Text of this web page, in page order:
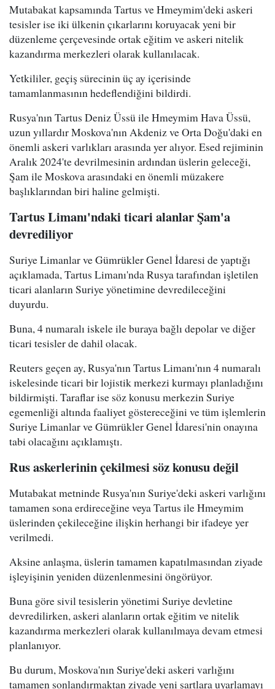
Mutabakat kapsamında Tartus ve Hmeymim'deki askeri
tesisler ise iki ülkenin çıkarlarını koruyacak yeni bir
düzenleme çerçevesinde ortak eğitim ve askeri nitelik
kazandırma merkezleri olarak kullanılacak.
Yetkililer, geçiş sürecinin üç ay içerisinde
tamamlanmasının hedeflendiğini bildirdi.
Rusya'nın Tartus Deniz Üssü ile Hmeymim Hava Üssü,
uzun yıllardır Moskova'nın Akdeniz ve Orta Doğu'daki en
önemli askeri varlıkları arasında yer alıyor. Esed rejiminin
Aralık 2024'te devrilmesinin ardından üslerin geleceği,
Şam ile Moskova arasındaki en önemli müzakere
başlıklarından biri haline gelmişti.
Tartus Limanı'ndaki ticari alanlar Şam'a
devrediliyor
Suriye Limanlar ve Gümrükler Genel İdaresi de yaptığı
açıklamada, Tartus Limanı'nda Rusya tarafından işletilen
ticari alanların Suriye yönetimine devredileceğini
duyurdu.
Buna, 4 numaralı iskele ile buraya bağlı depolar ve diğer
ticari tesisler de dahil olacak.
Reuters geçen ay, Rusya'nın Tartus Limanı'nın 4 numaralı
iskelesinde ticari bir lojistik merkezi kurmayı planladığını
bildirmişti. Taraflar ise söz konusu merkezin Suriye
egemenliği altında faaliyet göstereceğini ve tüm işlemlerin
Suriye Limanlar ve Gümrükler Genel İdaresi'nin onayına
tabi olacağını açıklamıştı.
Rus askerlerinin çekilmesi söz konusu değil
Mutabakat metninde Rusya'nın Suriye'deki askeri varlığını
tamamen sona erdireceğine veya Tartus ile Hmeymim
üslerinden çekileceğine ilişkin herhangi bir ifadeye yer
verilmedi.
Aksine anlaşma, üslerin tamamen kapatılmasından ziyade
işleyişinin yeniden düzenlenmesini öngörüyor.
Buna göre sivil tesislerin yönetimi Suriye devletine
devredilirken, askeri alanların ortak eğitim ve nitelik
kazandırma merkezleri olarak kullanılmaya devam etmesi
planlanıyor.
Bu durum, Moskova'nın Suriye'deki askeri varlığını
tamamen sonlandırmaktan ziyade yeni şartlara uyarlamayı